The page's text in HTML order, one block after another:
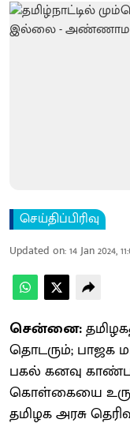
செய்திப்பிரிவு
Updated on:14 Jan 2024,
சென்னை:
தொடரும்;
பகல் கனவு
கொள்கையை
தமிழக அரசு